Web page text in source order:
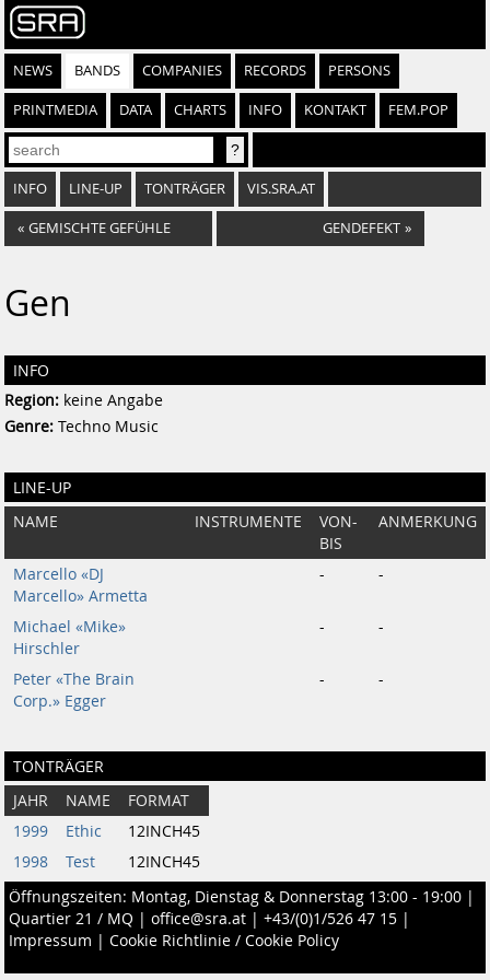
NEWS BANDS COMPANIES RECORDS PERSONS
PRINTMEDIA DATA CHARTS INFO KONTAKT FEM.POP
INFO LINE-UP TONTRÄGER VIS.SRA.AT
« GEMISCHTE GEFÜHLE GENDEFEKT »
Gen
INFO
Region: keine Angabe
Genre: Techno Music
LINE-UP
NAME INSTRUMENTE
VON-
BIS
ANMERKUNG
Marcello «DJ
Marcello» Armetta
- -
Michael «Mike»
Hirschler
- -
Peter «The Brain
Corp.» Egger
- -
TONTRÄGER
JAHR NAME
FORMAT
1999
Ethic
12INCH45
1998
Test
12INCH45
Öffnungszeiten: Montag, Dienstag & Donnerstag 13:00 - 19:00 |
Quartier 21 / MQ | office@sra.at | +43/(0)1/526 47 15 |
Impressum | Cookie Richtlinie / Cookie Policy